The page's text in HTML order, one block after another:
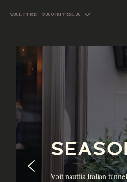
VALITSE RAVINTOLA
Voit nauttia Italian